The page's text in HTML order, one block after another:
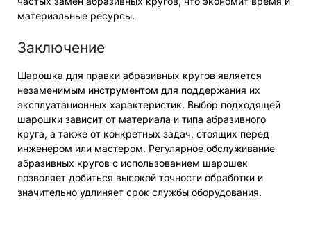
материальные ресурсы.
Заключение
Шарошка для правки абразивных кругов является
незаменимым инструментом для поддержания их
эксплуатационных характеристик. Выбор подходящей
шарошки зависит от материала и типа абразивного
круга, а также от конкретных задач, стоящих перед
инженером или мастером. Регулярное обслуживание
абразивных кругов с использованием шарошек
позволяет добиться высокой точности обработки и
значительно удлиняет срок службы оборудования.